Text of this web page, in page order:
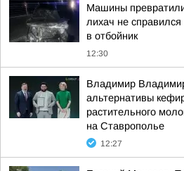
Машины
лихач не
в отбойник
12:30
Владимир
альтернативы
растительного
на Ставрополье
12:27